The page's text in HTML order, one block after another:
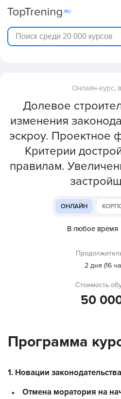
Онлайн-курс,
Долевое
изменения
эскроу. Проектное
Критерии
правилам.
ОНЛАЙН
В любое время
2 дня (16
Стоимость
50
Программа
1. Новации
Отмена моратория на